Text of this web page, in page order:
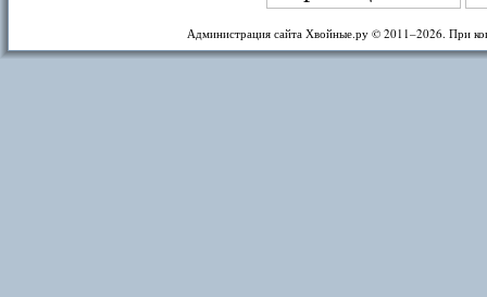
Администрация сайта Хвойные.ру © 2011–2026. При